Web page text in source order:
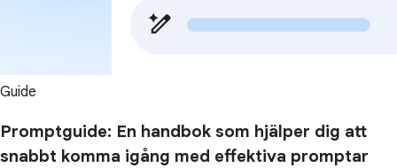
Guide
Promptguide: En handbok som hjälper dig att
snabbt komma igång med effektiva promptar